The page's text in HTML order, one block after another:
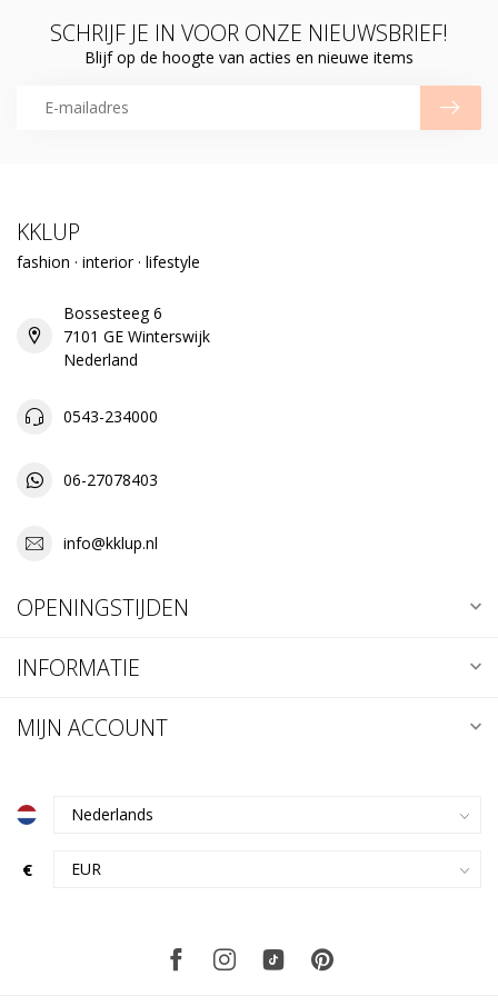
SCHRIJF JE IN VOOR ONZE NIEUWSBRIEF!
Blijf op de hoogte van acties en nieuwe items
KKLUP
fashion · interior · lifestyle
Bossesteeg 6
7101 GE Winterswijk
Nederland
0543-234000
06-27078403
info@kklup.nl
OPENINGSTIJDEN
INFORMATIE
MIJN ACCOUNT
€